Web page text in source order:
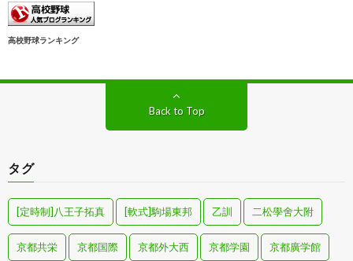
高校野球ランキング
Back to Top
タグ
[定時制]八王子拓真 [軟式]駒場東邦 乙訓 二松學舍大附
京都共栄 京都国際 京都外大西 京都学園 京都廣学館